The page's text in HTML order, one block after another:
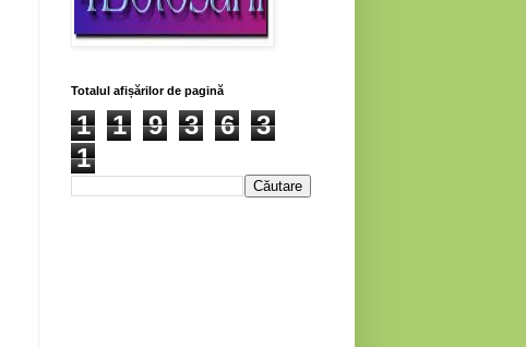
Totalul afișărilor de pagină
1 1 9 3 6
3
1